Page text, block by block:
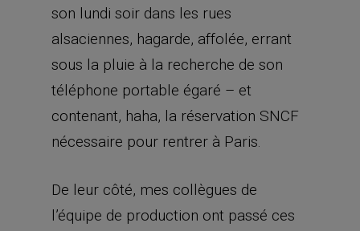
son lundi soir dans les rues
alsaciennes, hagarde, affolée, errant
sous la pluie à la recherche de son
téléphone portable égaré – et
contenant, haha, la réservation SNCF
nécessaire pour rentrer à Paris.
De leur côté, mes collègues de
l’équipe de production ont passé ces